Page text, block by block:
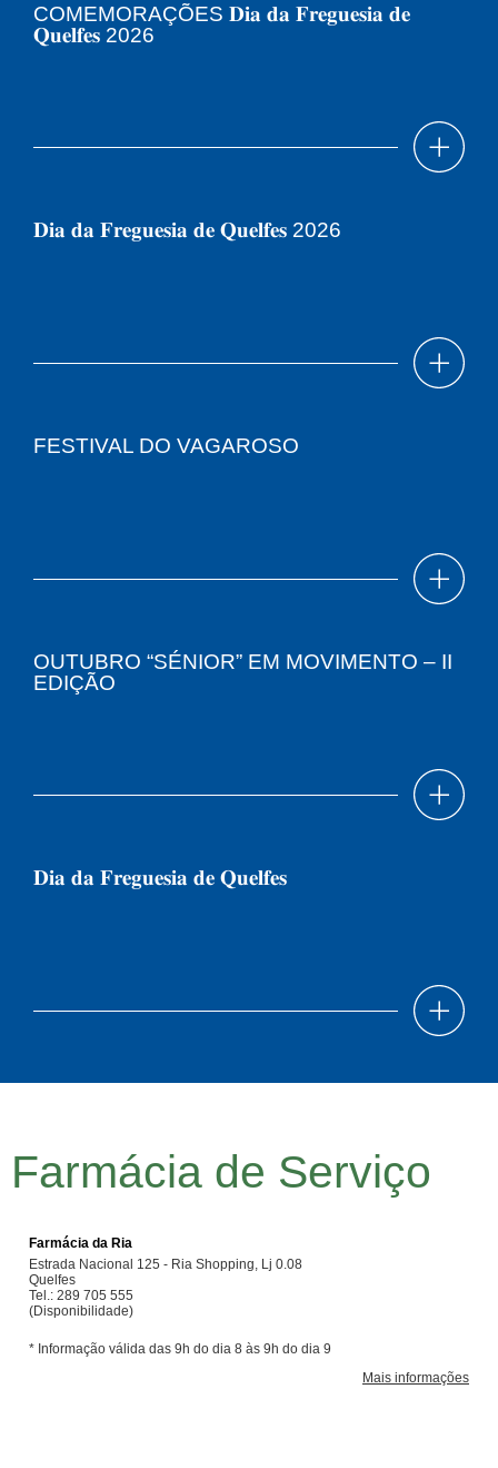
COMEMORAÇÕES 𝐃𝐢𝐚 𝐝𝐚 𝐅𝐫𝐞𝐠𝐮𝐞𝐬𝐢𝐚 𝐝𝐞
𝐐𝐮𝐞𝐥𝐟𝐞𝐬 2026
𝐃𝐢𝐚 𝐝𝐚 𝐅𝐫𝐞𝐠𝐮𝐞𝐬𝐢𝐚 𝐝𝐞 𝐐𝐮𝐞𝐥𝐟𝐞𝐬 2026
FESTIVAL DO VAGAROSO
OUTUBRO “SÉNIOR” EM MOVIMENTO – II
EDIÇÃO
𝐃𝐢𝐚 𝐝𝐚 𝐅𝐫𝐞𝐠𝐮𝐞𝐬𝐢𝐚 𝐝𝐞 𝐐𝐮𝐞𝐥𝐟𝐞𝐬
Farmácia de Serviço